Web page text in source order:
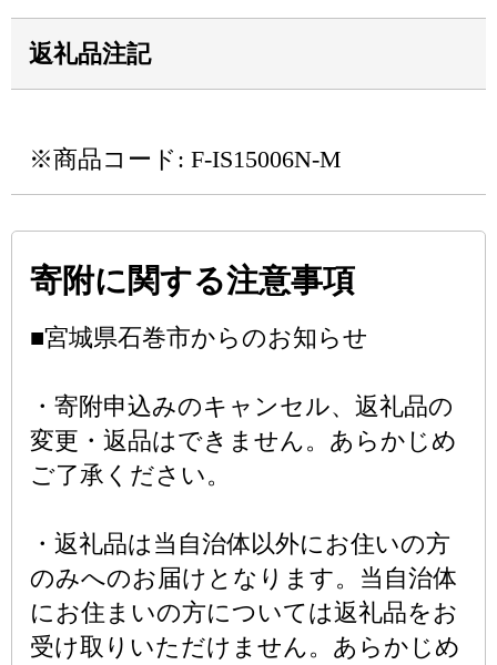
返礼品注記
※商品コード: F-IS15006N-M
寄附に関する注意事項
■宮城県石巻市からのお知らせ
・寄附申込みのキャンセル、返礼品の
変更・返品はできません。あらかじめ
ご了承ください。
・返礼品は当自治体以外にお住いの方
のみへのお届けとなります。当自治体
にお住まいの方については返礼品をお
受け取りいただけません。あらかじめ